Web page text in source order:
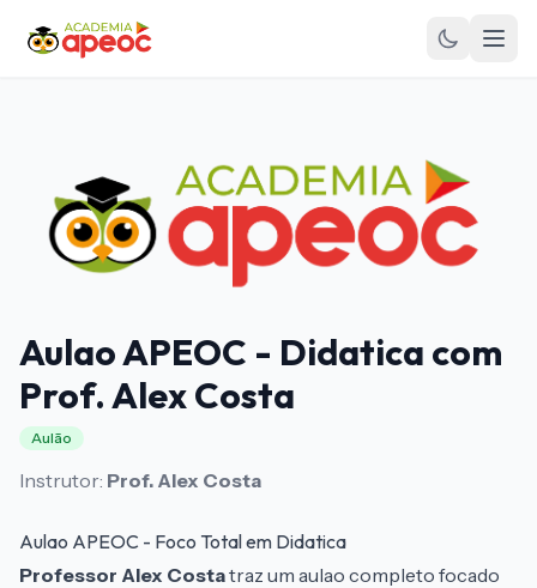
Aulao APEOC - Didatica com
Prof. Alex Costa
Aulão
Instrutor: Prof. Alex Costa
Aulao APEOC - Foco Total em Didatica
Professor Alex Costatraz um aulao completo focado